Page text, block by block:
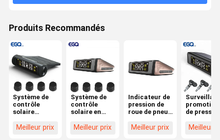
Produits Recommandés
Système de
contrôle
solaire
pression de
Meilleur prix
Système de
contrôle
solaire en
pression des
Meilleur prix
Indicateur de
pression de
roue de pneu
voiture TPMS
Meilleur prix
de
moniteur
Meilleur